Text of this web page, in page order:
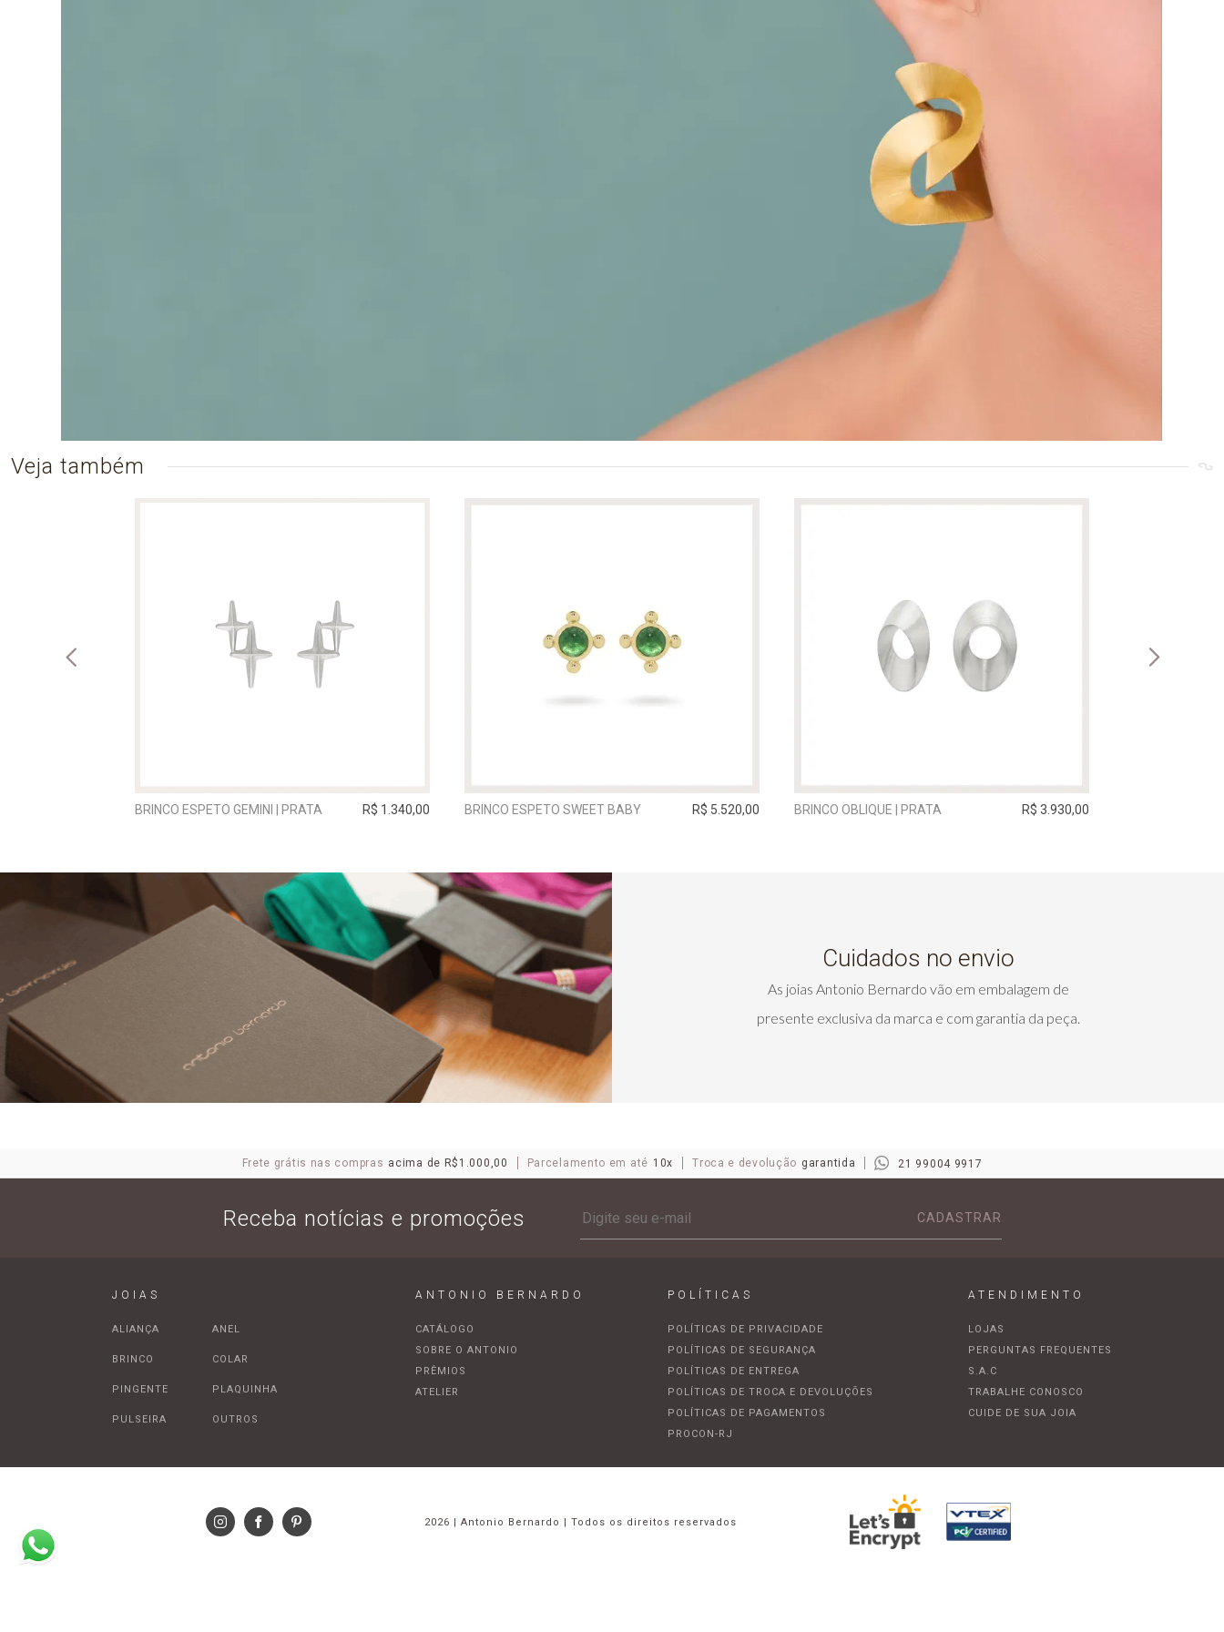
Veja também
BRINCO ESPETO GEMINI | PRATA R$ 1.340,00 BRINCO ESPETO SWEET BABY R$ 5.520,00 BRINCO OBLIQUE | PRATA R$ 3.930,00
Cuidados no envio
As joias Antonio Bernardo vão em embalagem de
presente exclusiva da marca e com garantia da peça.
Frete grátis nas compras acima de R$1.000,00 Parcelamento em até 10x Troca e devolução garantida 21 99004 9917
Receba notícias e promoções CADASTRAR
JOIAS
ALIANÇA ANEL
BRINCO COLAR
PINGENTE PLAQUINHA
PULSEIRA OUTROS
ANTONIO BERNARDO
CATÁLOGO
SOBRE O ANTONIO
PRÊMIOS
ATELIER
POLÍTICAS
POLÍTICAS DE PRIVACIDADE
POLÍTICAS DE SEGURANÇA
POLÍTICAS DE ENTREGA
POLÍTICAS DE TROCA E DEVOLUÇÕES
POLÍTICAS DE PAGAMENTOS
PROCON-RJ
ATENDIMENTO
LOJAS
PERGUNTAS FREQUENTES
S.A.C
TRABALHE CONOSCO
CUIDE DE SUA JOIA
2026 | Antonio Bernardo | Todos os direitos reservados